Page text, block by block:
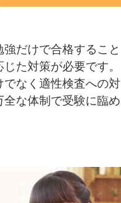
だけで合格すること
た対策が必要です。
なく適性検査への対
な体制で受験に臨め